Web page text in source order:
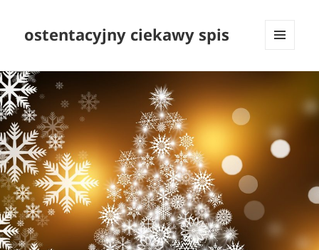
ostentacyjny ciekawy spis